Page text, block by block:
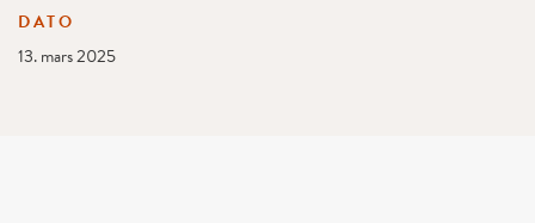
DATO
13. mars 2025